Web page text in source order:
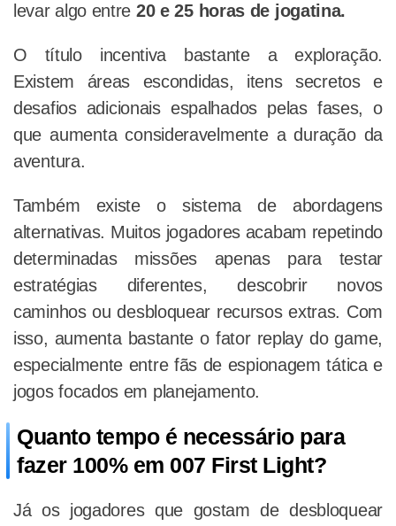
levar algo entre 20 e 25 horas de jogatina.
O título incentiva bastante a exploração.
Existem áreas escondidas, itens secretos e
desafios adicionais espalhados pelas fases, o
que aumenta consideravelmente a duração da
aventura.
Também existe o sistema de abordagens
alternativas. Muitos jogadores acabam repetindo
determinadas missões apenas para testar
estratégias diferentes, descobrir novos
caminhos ou desbloquear recursos extras. Com
isso, aumenta bastante o fator replay do game,
especialmente entre fãs de espionagem tática e
jogos focados em planejamento.
Quanto tempo é necessário para
fazer 100% em 007 First Light?
Já os jogadores que gostam de desbloquear